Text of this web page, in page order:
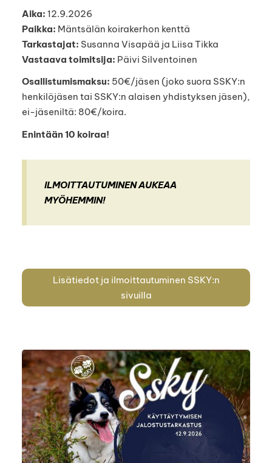
Aika: 12.9.2026
Paikka: Mäntsälän koirakerhon kenttä
Tarkastajat: Susanna Visapää ja Liisa Tikka
Vastaava toimitsija: Päivi Silventoinen
Osallistumismaksu: 50€/jäsen (joko suora SSKY:n
henkilöjäsen tai SSKY:n alaisen yhdistyksen jäsen),
ei-jäseniltä: 80€/koira.
Enintään 10 koiraa!
ILMOITTAUTUMINEN AUKEAA
MYÖHEMMIN!
Lisätiedot ja ilmoittautuminen SSKY:n
sivuilla